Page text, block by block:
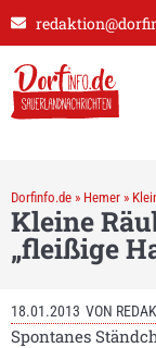
Dorfinfo.de » Hemer »
Kleine
„fleißige
18.01.2013 VON
Spontanes